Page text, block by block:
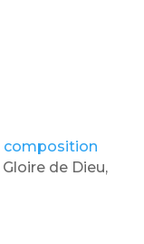
composition
de Dieu,